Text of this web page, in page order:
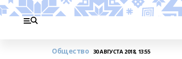
Общество 30 АВГУСТА 2018, 13:55